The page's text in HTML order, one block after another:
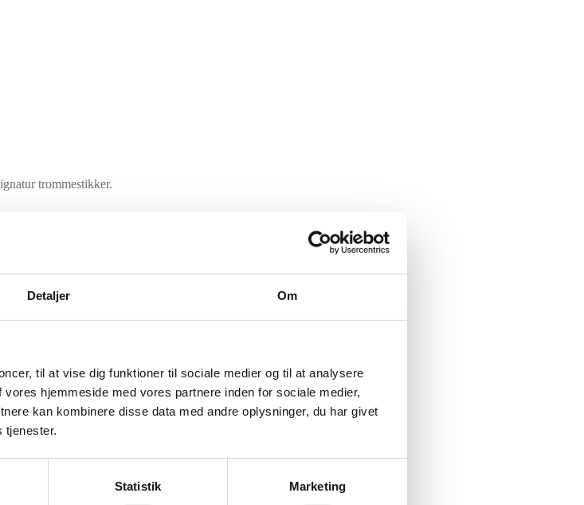
Detaljer Om
til at vise dig funktioner til sociale medier og til at analysere
hjemmeside med vores partnere inden for sociale medier,
kan kombinere disse data med andre oplysninger, du har givet
tjenester.
Statistik Marketing
trommestikker.